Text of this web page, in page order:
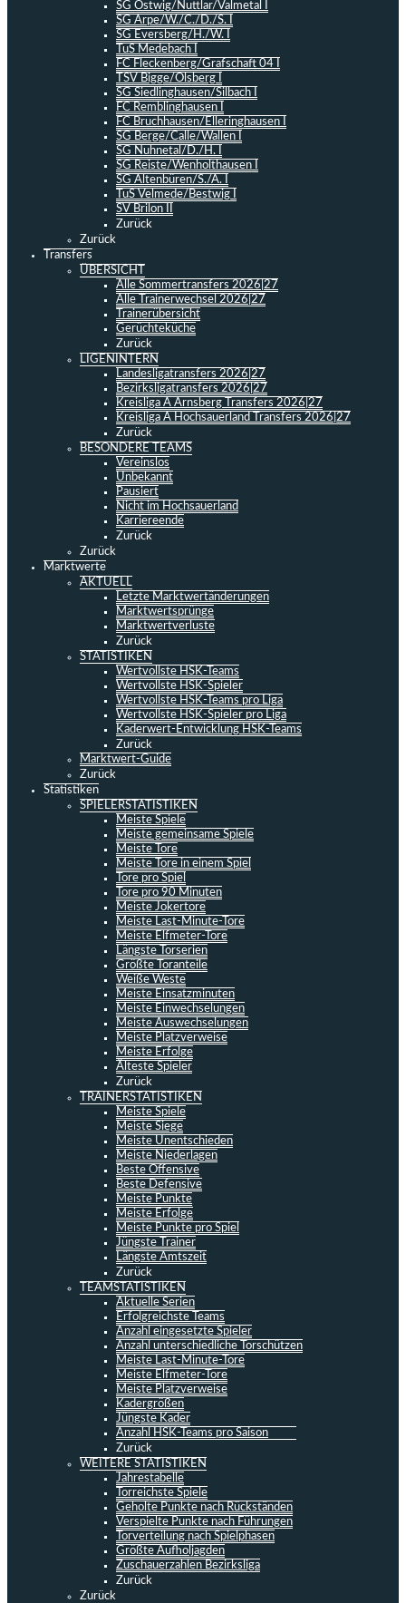
SG Ostwig/Nuttlar/Valmetal I
SG Arpe/W./C./D./S. I
SG Eversberg/H./W. I
TuS Medebach I
FC Fleckenberg/Grafschaft 04 I
TSV Bigge/Olsberg I
SG Siedlinghausen/Silbach I
FC Remblinghausen I
FC Bruchhausen/Elleringhausen I
SG Berge/Calle/Wallen I
SG Nuhnetal/D./H. I
SG Reiste/Wenholthausen I
SG Altenbüren/S./A. I
TuS Velmede/Bestwig I
SV Brilon II
Zurück
Zurück
Transfers
ÜBERSICHT
Alle Sommertransfers 2026|27
Alle Trainerwechsel 2026|27
Trainerübersicht
Gerüchteküche
Zurück
LIGENINTERN
Landesligatransfers 2026|27
Bezirksligatransfers 2026|27
Kreisliga A Arnsberg Transfers 2026|27
Kreisliga A Hochsauerland Transfers 2026|27
Zurück
BESONDERE TEAMS
Vereinslos
Unbekannt
Pausiert
Nicht im Hochsauerland
Karriereende
Zurück
Zurück
Marktwerte
AKTUELL
Letzte Marktwertänderungen
Marktwertsprünge
Marktwertverluste
Zurück
STATISTIKEN
Wertvollste HSK-Teams
Wertvollste HSK-Spieler
Wertvollste HSK-Teams pro Liga
Wertvollste HSK-Spieler pro Liga
Kaderwert-Entwicklung HSK-Teams
Zurück
Marktwert-Guide
Zurück
Statistiken
SPIELERSTATISTIKEN
Meiste Spiele
Meiste gemeinsame Spiele
Meiste Tore
Meiste Tore in einem Spiel
Tore pro Spiel
Tore pro 90 Minuten
Meiste Jokertore
Meiste Last-Minute-Tore
Meiste Elfmeter-Tore
Längste Torserien
Größte Toranteile
Weiße Weste
Meiste Einsatzminuten
Meiste Einwechselungen
Meiste Auswechselungen
Meiste Platzverweise
Meiste Erfolge
Älteste Spieler
Zurück
TRAINERSTATISTIKEN
Meiste Spiele
Meiste Siege
Meiste Unentschieden
Meiste Niederlagen
Beste Offensive
Beste Defensive
Meiste Punkte
Meiste Erfolge
Meiste Punkte pro Spiel
Jüngste Trainer
Längste Amtszeit
Zurück
TEAMSTATISTIKEN
Aktuelle Serien
Erfolgreichste Teams
Anzahl eingesetzte Spieler
Anzahl unterschiedliche Torschützen
Meiste Last-Minute-Tore
Meiste Elfmeter-Tore
Meiste Platzverweise
Kadergrößen
Jüngste Kader
Anzahl HSK-Teams pro Saison
Zurück
WEITERE STATISTIKEN
Jahrestabelle
Torreichste Spiele
Geholte Punkte nach Rückständen
Verspielte Punkte nach Führungen
Torverteilung nach Spielphasen
Größte Aufholjagden
Zuschauerzahlen Bezirksliga
Zurück
Zurück